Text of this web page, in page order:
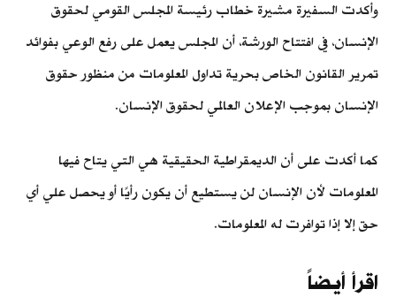
وأكدت السفيرة مشيرة خطاب رئيسة المجلس القومي لحقوق
الإنسان، في افتتاح الورشة، أن المجلس يعمل على رفع الوعي بفوائد
تمرير القانون الخاص بحرية تداول المعلومات من منظور حقوق
الإنسان بموجب الإعلان العالمي لحقوق الإنسان.
كما أكدت على أن الديمقراطية الحقيقية هي التي يتاح فيها
المعلومات لأن الإنسان لن يستطيع أن يكون رأيًا أو يحصل علي أي
حق إلا إذا توافرت له المعلومات.
اقرأ أيضاً